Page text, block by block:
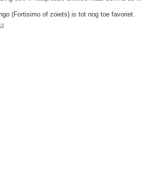
(Fortisimo of zoiets) is tot nog toe favoriet.